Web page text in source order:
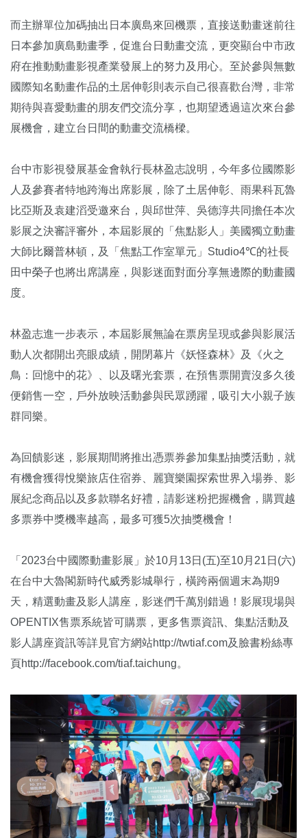
而主辦單位加碼抽出日本廣島來回機票，直接送動畫迷前往
日本參加廣島動畫季，促進台日動畫交流，更突顯台中市政
府在推動動畫影視產業發展上的努力及用心。至於參與無數
國際知名動畫作品的土居伸彰則表示自己很喜歡台灣，非常
期待與喜愛動畫的朋友們交流分享，也期望透過這次來台參
展機會，建立台日間的動畫交流橋樑。
台中市影視發展基金會執行長林盈志說明，今年多位國際影
人及參賽者特地跨海出席影展，除了土居伸彰、雨果科瓦魯
比亞斯及袁建滔受邀來台，與邱世萍、吳德淳共同擔任本次
影展之決審評審外，本屆影展的「焦點影人」美國獨立動畫
大師比爾普林頓，及「焦點工作室單元」Studio4℃的社長
田中榮子也將出席講座，與影迷面對面分享無邊際的動畫國
度。
林盈志進一步表示，本屆影展無論在票房呈現或參與影展活
動人次都開出亮眼成績，開閉幕片《妖怪森林》及《火之
鳥：回憶中的花》、以及曙光套票，在預售票開賣沒多久後
便銷售一空，戶外放映活動參與民眾踴躍，吸引大小親子族
群同樂。
為回饋影迷，影展期間將推出憑票券參加集點抽獎活動，就
有機會獲得悅樂旅店住宿券、麗寶樂園探索世界入場券、影
展紀念商品以及多款聯名好禮，請影迷粉把握機會，購買越
多票券中獎機率越高，最多可獲5次抽獎機會！
「2023台中國際動畫影展」於10月13日(五)至10月21日(六)
在台中大魯閣新時代威秀影城舉行，橫跨兩個週末為期9
天，精選動畫及影人講座，影迷們千萬別錯過！影展現場與
OPENTIX售票系統皆可購票，更多售票資訊、集點活動及
影人講座資訊等詳見官方網站http://twtiaf.com及臉書粉絲專
頁http://facebook.com/tiaf.taichung。